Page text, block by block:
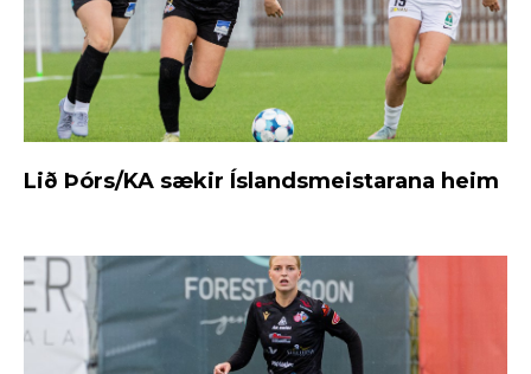
Lið Þórs/KA sækir Íslandsmeistarana heim